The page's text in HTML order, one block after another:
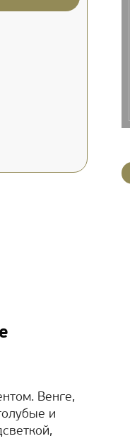
Венге,
и